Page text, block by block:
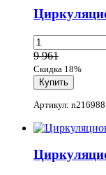
9 961
Скидка 18%
Артикул: n216988